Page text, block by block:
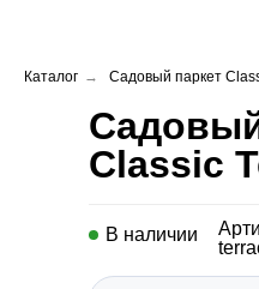
Каталог → Садовый паркет
Classic
В наличии